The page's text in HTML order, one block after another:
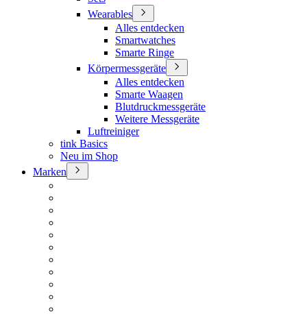
Wearables
Alles entdecken
Smartwatches
Smarte Ringe
Körpermessgeräte
Alles entdecken
Smarte Waagen
Blutdruckmessgeräte
Weitere Messgeräte
Luftreiniger
tink Basics
Neu im Shop
Marken